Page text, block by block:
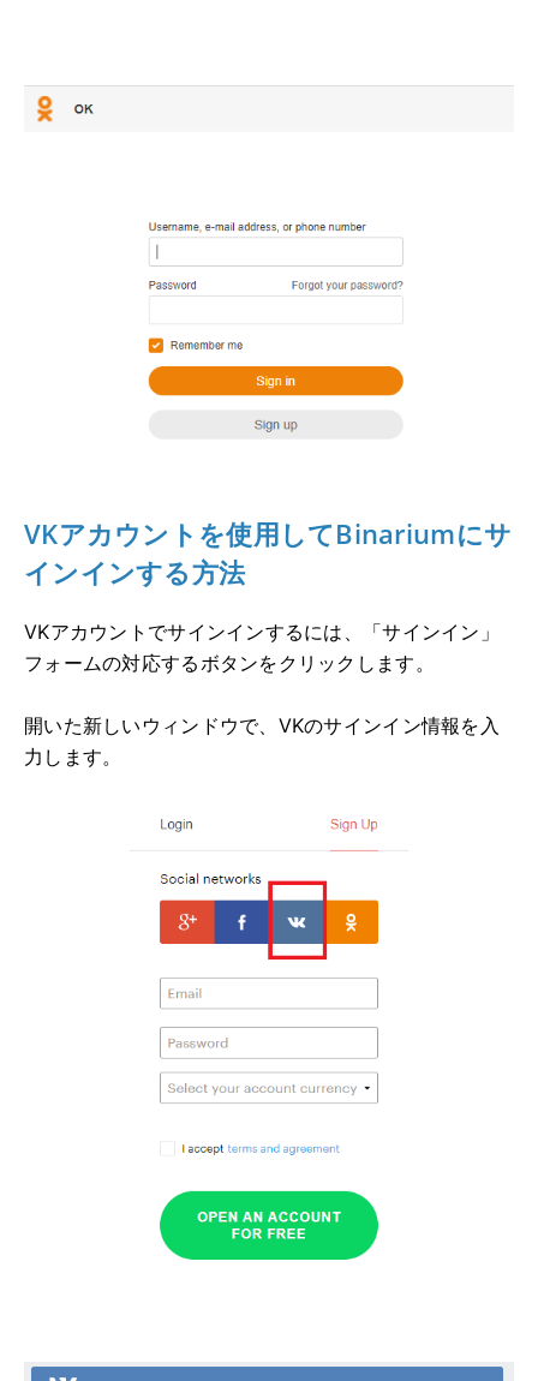
VKアカウントを使用してBinariumにサ
インインする方法
VKアカウントでサインインするには、「サインイン」
フォームの対応するボタンをクリックします。
開いた新しいウィンドウで、VKのサインイン情報を入
力します。